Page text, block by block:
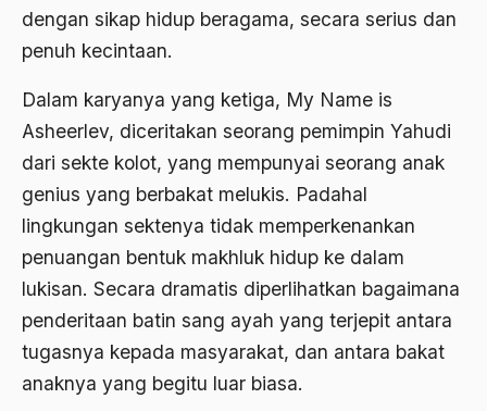
dengan sikap hidup beragama, secara serius dan
penuh kecintaan.
Dalam karyanya yang ketiga, My Name is
Asheerlev, diceritakan seorang pemimpin Yahudi
dari sekte kolot, yang mempunyai seorang anak
genius yang berbakat melukis. Padahal
lingkungan sektenya tidak memperkenankan
penuangan bentuk makhluk hidup ke dalam
lukisan. Secara dramatis diperlihatkan bagaimana
penderitaan batin sang ayah yang terjepit antara
tugasnya kepada masyarakat, dan antara bakat
anaknya yang begitu luar biasa.
Al-Azhar
Al-Ghazali
Al-Ikhwanu Al-Muslimun
Al-Ikhwanul Muslimin
al-Khalil Ibnu Ahmad al-Farahidi
Al-Maududi
Al-qua'an dan Hadist
Alexander Solzhenitsyin